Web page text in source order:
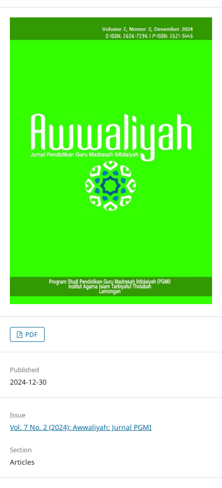
PDF
Published
2024-12-30
Issue
Vol. 7 No. 2 (2024): Awwaliyah: Jurnal PGMI
Section
Articles